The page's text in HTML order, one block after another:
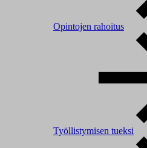
Opintojen rahoitus
Työllistymisen tueksi